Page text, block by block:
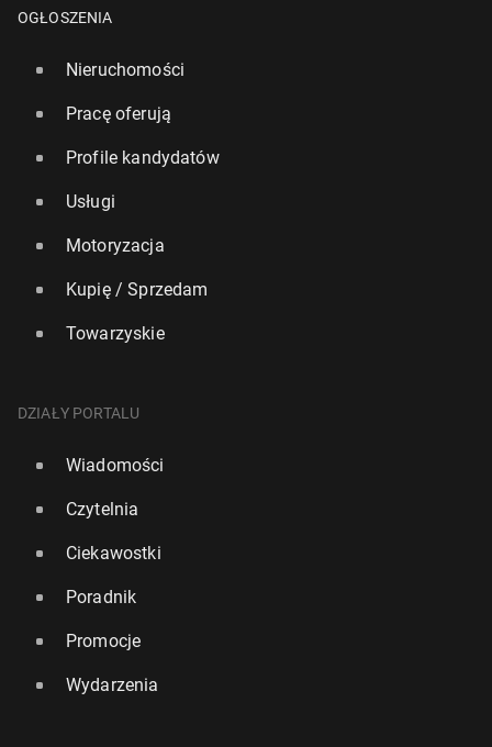
OGŁOSZENIA
Nieruchomości
Pracę oferują
Profile kandydatów
Usługi
Motoryzacja
Kupię / Sprzedam
Towarzyskie
DZIAŁY PORTALU
Wiadomości
Czytelnia
Ciekawostki
Poradnik
Promocje
Wydarzenia